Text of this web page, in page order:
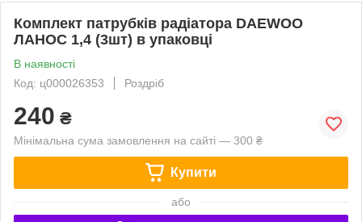
Комплект патрубків радіатора DAEWOO
ЛАНОС 1,4 (3шт) в упаковці
В наявності
Код: ц000026353
Роздріб
240 ₴
Мінімальна сума замовлення на сайті — 300 ₴
Купити
або